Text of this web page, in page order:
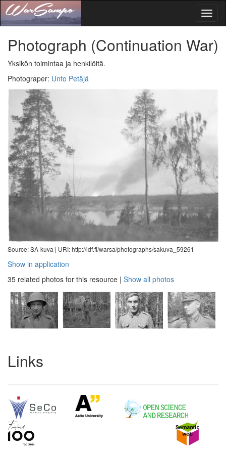
Photograph (Continuation War)
Yksikön toimintaa ja henkilöitä.
Photograper: Unto Petäjä
Source: SA-kuva | URI: http://ldf.fi/warsa/photographs/sakuva_59261
Show in application
35 related photos for this resource | Show all photos
Links